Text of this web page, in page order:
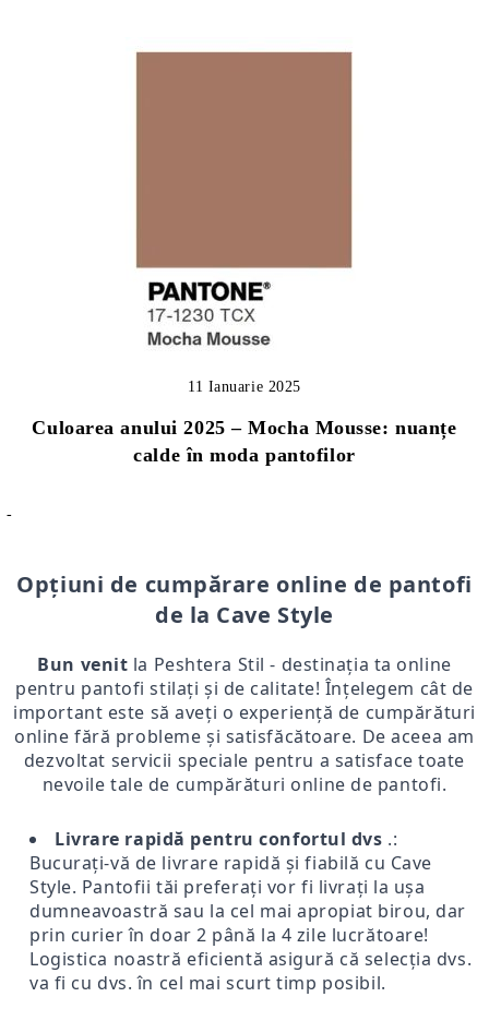
Culoarea anului 2025 – Mocha Mousse: nuanțe
calde în moda pantofilor
11 Ianuarie 2025
-
Opțiuni de cumpărare online de pantofi
de la Cave Style
Bun venit la Peshtera Stil - destinația ta online
pentru pantofi stilați și de calitate! Înțelegem cât de
important este să aveți o experiență de cumpărături
online fără probleme și satisfăcătoare. De aceea am
dezvoltat servicii speciale pentru a satisface toate
nevoile tale de cumpărături online de pantofi.
Livrare rapidă pentru confortul dvs .:
Bucurați-vă de livrare rapidă și fiabilă cu Cave
Style. Pantofii tăi preferați vor fi livrați la ușa
dumneavoastră sau la cel mai apropiat birou, dar
prin curier în doar 2 până la 4 zile lucrătoare!
Logistica noastră eficientă asigură că selecția dvs.
va fi cu dvs. în cel mai scurt timp posibil.